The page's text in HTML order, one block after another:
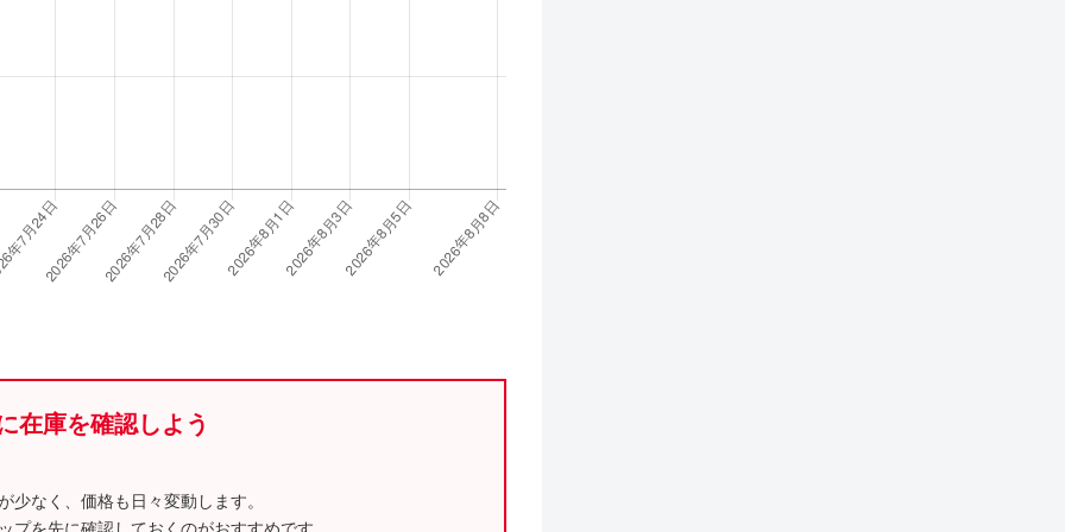
在庫を確認しよう
少なく、価格も日々変動します。
プを先に確認しておくのがおすすめです。